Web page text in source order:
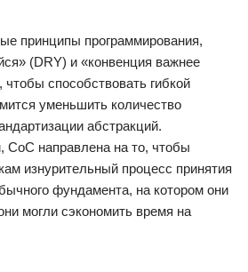
принципы программирования,
(DRY) и «конвенция важнее
способствовать гибкой
уменьшить количество
абстракций.
CoC направлена на то, чтобы
изнурительный процесс принятия
фундамента, на котором они
могли сэкономить время на